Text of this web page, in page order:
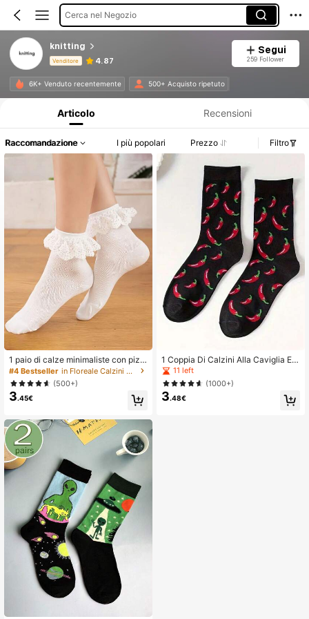
Cerca nel Negozio
knitting
Venditore 4.87
Segui
259 Follower
6K+ Venduto recentemente 500+ Acquisto ripetuto
Articolo Recensioni
Raccomandazione I più popolari Prezzo Filtro
1 paio di calze minimaliste con pizz
o a tinta unita, calze comode e tras
piranti sopra il ginocchio per donne
#4 Bestseller
in Floreale Calzini da donna
(500+)
3.45€
1 Coppia Di Calzini Alla Caviglia Ela
sticizzati Alla Moda Con Stampa Di
Peperoncini, Adatti Per Sport E Abbi
gliamento Casual
11 left
(1000+)
3.48€